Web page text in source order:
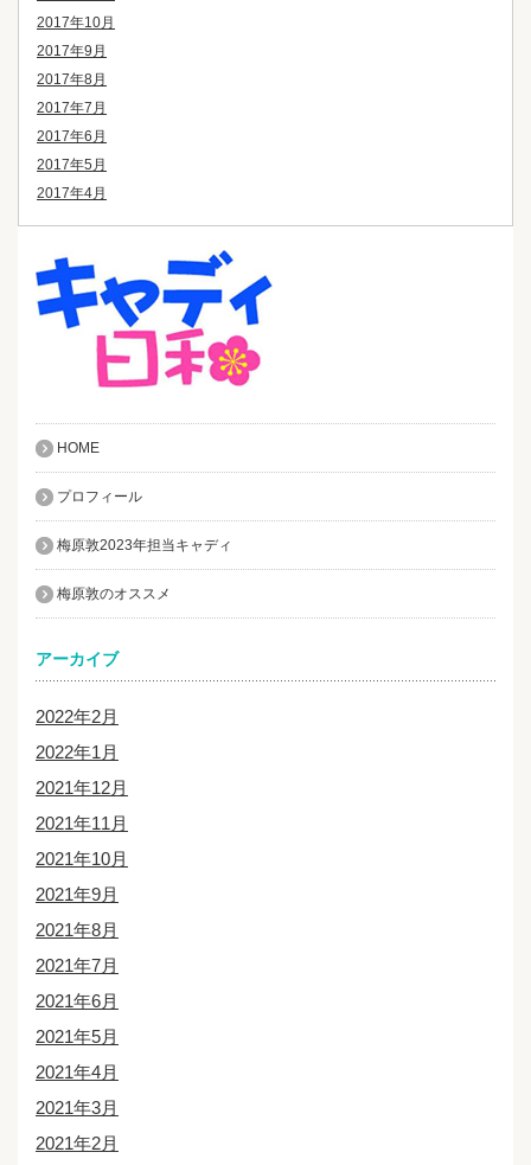
2017年10月
2017年9月
2017年8月
2017年7月
2017年6月
2017年5月
2017年4月
HOME
プロフィール
梅原敦2023年担当キャディ
梅原敦のオススメ
アーカイブ
2022年2月
2022年1月
2021年12月
2021年11月
2021年10月
2021年9月
2021年8月
2021年7月
2021年6月
2021年5月
2021年4月
2021年3月
2021年2月